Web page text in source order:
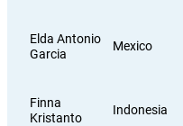
Elda Antonio
Garcia
Mexico
Finna
Kristanto
Indonesia